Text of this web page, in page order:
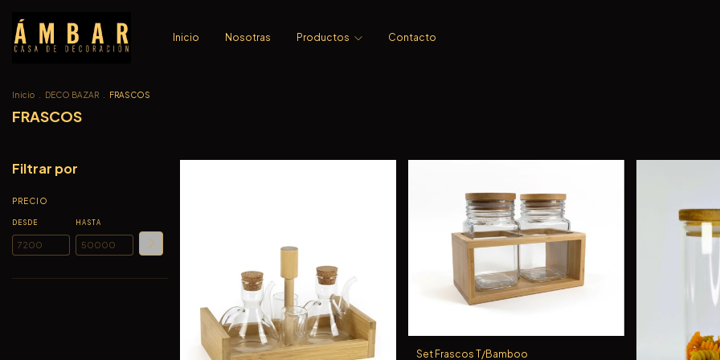
Inicio Nosotras Productos Contacto
Inicio DECO BAZAR FRASCOS
FRASCOS
Filtrar por
PRECIO
DESDE HASTA
Set Frascos T/Bamboo